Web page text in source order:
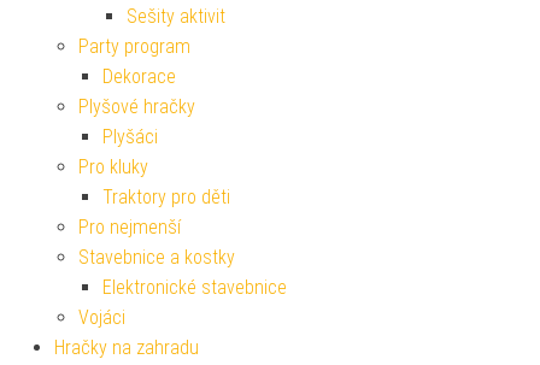
Sešity aktivit
Party program
Dekorace
Plyšové hračky
Plyšáci
Pro kluky
Traktory pro děti
Pro nejmenší
Stavebnice a kostky
Elektronické stavebnice
Vojáci
Hračky na zahradu